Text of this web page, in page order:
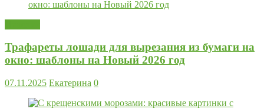
Трафареты лошади для вырезания из бумаги на
окно: шаблоны на Новый 2026 год
07.11.2025 Екатерина 0